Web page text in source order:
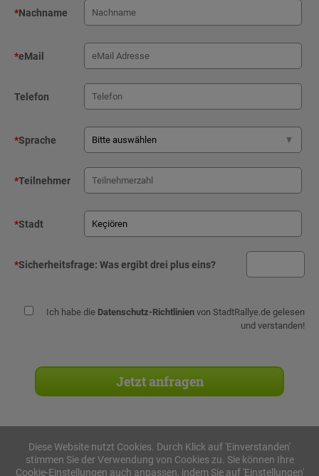
*Nachname
*eMail
Telefon
*Sprache
*Teilnehmer
*Stadt
*Sicherheitsfrage: Was ergibt drei plus eins?
Ich habe die Datenschutz-Richtlinien von StadtRallye.de gelesen
und verstanden!
Stadtrallyes
Diese Website nutzt Cookies. Durch Klick auf 'Einverstanden'
stimmen Sie der Verwendung von Cookies zu. Sie können Ihre
Cookie-Einstellungen auch anpassen, indem Sie auf 'Einstellungen'